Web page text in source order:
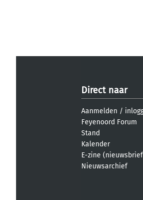
Direct naar
Aanmelden /
Feyenoord Forum
Stand
Kalender
E-zine
Nieuwsarchief